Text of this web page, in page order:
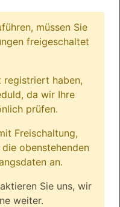
müssen Sie
freigeschaltet
registriert haben,
da wir Ihre
prüfen.
Freischaltung,
obenstehenden
an.
Sie uns, wir
weiter.